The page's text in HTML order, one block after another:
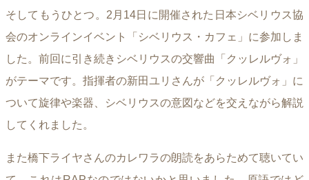
そしてもうひとつ。2月14日に開催された日本シベリウス協
会のオンラインイベント「シベリウス・カフェ」に参加しま
した。前回に引き続きシベリウスの交響曲「クッレルヴォ」
がテーマです。指揮者の新田ユリさんが「クッレルヴォ」に
ついて旋律や楽器、シベリウスの意図などを交えながら解説
してくれました。
また橋下ライヤさんのカレワラの朗読をあらためて聴いてい